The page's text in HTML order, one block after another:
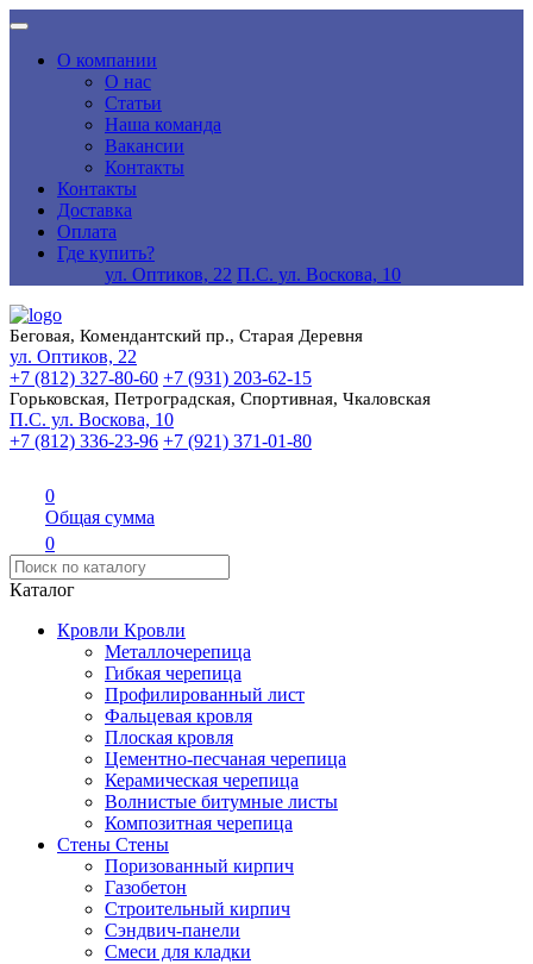
О компании
О нас
Статьи
Наша команда
Вакансии
Контакты
Контакты
Доставка
Оплата
Где купить?
ул. Оптиков, 22 П.С. ул. Воскова, 10
Беговая, Комендантский пр., Старая Деревня
ул. Оптиков, 22
+7 (812) 327-80-60 +7 (931) 203-62-15
Горьковская, Петроградская, Спортивная, Чкаловская
П.С. ул. Воскова, 10
+7 (812) 336-23-96 +7 (921) 371-01-80
0
Общая сумма
0
Каталог
Кровли Кровли
Металлочерепица
Гибкая черепица
Профилированный лист
Фальцевая кровля
Плоская кровля
Цементно-песчаная черепица
Керамическая черепица
Волнистые битумные листы
Композитная черепица
Стены Стены
Поризованный кирпич
Газобетон
Строительный кирпич
Сэндвич-панели
Смеси для кладки